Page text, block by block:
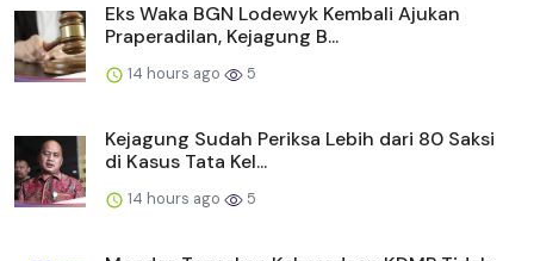
Eks Waka BGN Lodewyk Kembali Ajukan
Praperadilan, Kejagung B...
14 hours ago 5
Kejagung Sudah Periksa Lebih dari 80 Saksi
di Kasus Tata Kel...
14 hours ago 5